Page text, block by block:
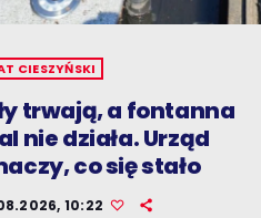
CIESZYŃSKI
trwają, a fontanna
nie działa. Urząd
co się stało
10:22